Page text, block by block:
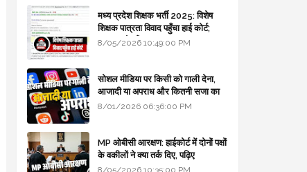
मध्य प्रदेश शिक्षक भर्ती 2025: विशेष
शिक्षक पात्रता विवाद पहुँचा हाई कोर्ट;
सरकार से माँगा जवाब
8/05/2026 10:49:00 PM
सोशल मीडिया पर किसी को गाली देना,
आजादी या अपराध और कितनी सजा का
प्रावधान - free legal advice
8/01/2026 06:36:00 PM
MP ओबीसी आरक्षण: हाईकोर्ट में दोनों पक्षों
के वकीलों ने क्या तर्क दिए, पढ़िए
8/05/2026 10:35:00 PM